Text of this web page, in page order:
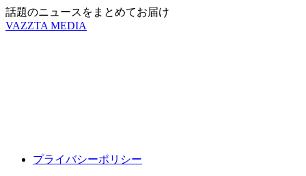
話題のニュースをまとめてお届け
VAZZTA MEDIA
プライバシーポリシー